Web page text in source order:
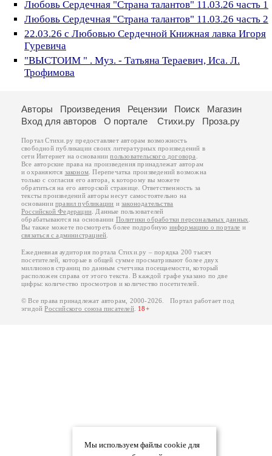
Любовь Сердечная "Страна талантов" 11.03.26 часть 1
Любовь Сердечная "Страна талантов" 11.03.26 часть 2
22.03.26 с Любовью Сердечной Книжная лавка Игоря
Гуревича
"ВЫСТОИМ " . Муз. - Татьяна Тераевич, Иса. Л.
Трофимова
Мы используем файлы cookie для
Авторы Произведения Рецензии Поиск
Магазин
Вход для авторов
О портале Стихи.ру Проза.ру
Портал Стихи.ру предоставляет авторам возможность
свободной публикации своих литературных произведений в
сети Интернет на основаниипользовательского договора
Все авторские права на произведения принадлежат авторам
и охраняются законом . Перепечатка произведений возможна
только с согласия его автора, к которому вы можете
обратиться на его авторской странице. Ответственность за
тексты произведений авторы несут самостоятельно на
основанииправил публикации изаконодательства
Российской Федерации . Данные пользователей
обрабатываются на основании Политики обработки персональных данных
Вы также можете посмотреть более подробную информацию о портале и
связаться с администрацией
Ежедневная аудитория портала Стихи.ру – порядка 200 тысяч
посетителей, которые в общей сумме просматривают более двух
миллионов страниц по данным счетчика посещаемости, который
расположен справа от этого текста. В каждой графе указано по две
цифры: количество просмотров и количество посетителей.
© Все права принадлежат авторам, 2000-2026. Портал работает под
эгидойРоссийского союза писателей. 18+